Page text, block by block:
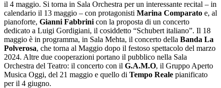
il 4 maggio. Si torna in Sala Orchestra per un interessante recital – in
calendario il 13 maggio – con protagonisti Marina Comparato e, al
pianoforte, Gianni Fabbrini con la proposta di un concerto
dedicato a Luigi Gordigiani, il cosiddetto “Schubert italiano”. Il 18
maggio è in programma, in Sala Mehta, il concerto della Banda La
Polverosa, che torna al Maggio dopo il festoso spettacolo del marzo
2024. Altre due cooperazioni portano il pubblico nella Sala
Orchestra del Teatro: il concerto con il G.A.M.O, il Gruppo Aperto
Musica Oggi, del 21 maggio e quello di Tempo Reale pianificato
per il 4 giugno.